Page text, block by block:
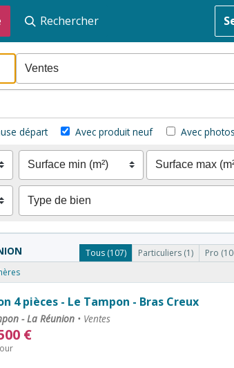
Rechercher
départ Avec produit neuf Avec
Tous (107) Particuliers (1)
Pro
4 pièces - Le Tampon - Bras Creux
- La Réunion • Ventes
€